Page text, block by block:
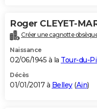
Roger CLEYET-
Créer une cagnotte
Naissance
02/06/1945 à la Tour-du-
Décès
01/01/2017 à Belley(Ain)